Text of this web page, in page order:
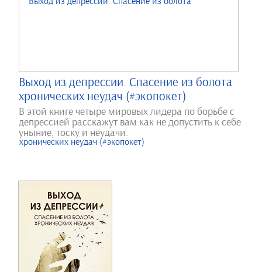
Выход из депрессии. Спасение из болота
хронических неудач (#экопокет)
В этой книге четыре мировых лидера по борьбе с
депрессией расскажут вам как не допустить к себе
уныние, тоску и неудачи.